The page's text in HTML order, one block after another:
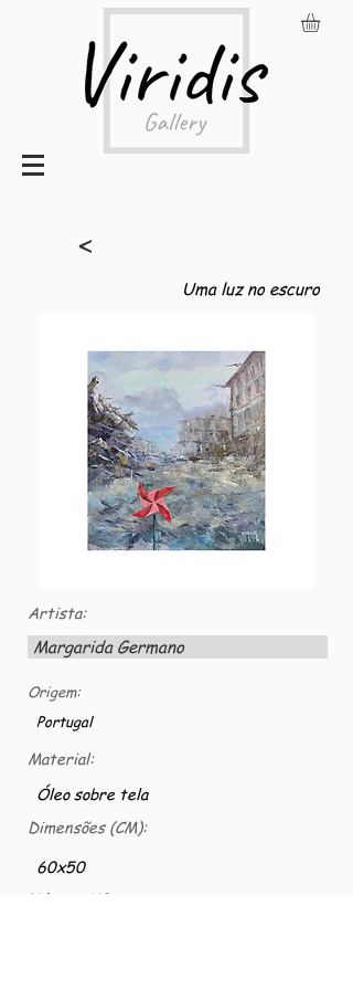
<
Uma luz no escuro
Artista:
Margarida Germano
Origem:
Portugal
Material:
Óleo sobre tela
Dimensões (CM):
60x50
Número VG: